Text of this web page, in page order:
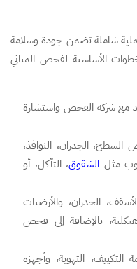
شاملة تضمن جودة وسلامة
الأساسية لفحص المباني
مع شركة الفحص واستشارة
الجدران، النوافذ،
مثل الشقوق، التآكل، أو
الجدران، والأرضيات
بالإضافة إلى فحص
التهوية، وأجهزة